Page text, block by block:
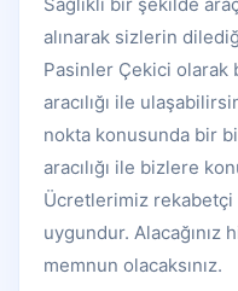
Sağlıklı bir şekilde
alınarak sizlerin
Pasinler Çekici olarak
aracılığı ile
nokta konusunda bir
aracılığı ile bizlere
Ücretlerimiz
uygundur.
memnun olacaksınız.